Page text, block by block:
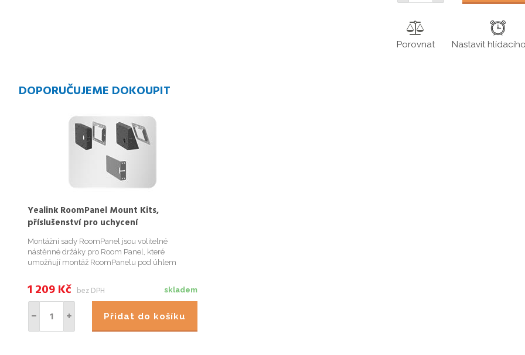
Porovnat Nastavit
DOPORUČUJEME DOKOUPIT
Yealink RoomPanel Mount Kits,
příslušenství pro uchycení
Montážní sady RoomPanel jsou volitelné
nástěnné držáky pro Room Panel, které
umožňují montáž RoomPanelu pod úhlem
RoomPanel je také možné namontovat na
skleněnou stranu upevněním k rámu dveří. 1.
Jednoduché nasazen...
skladem
1 209Kč bez DPH
Přidat do košíku